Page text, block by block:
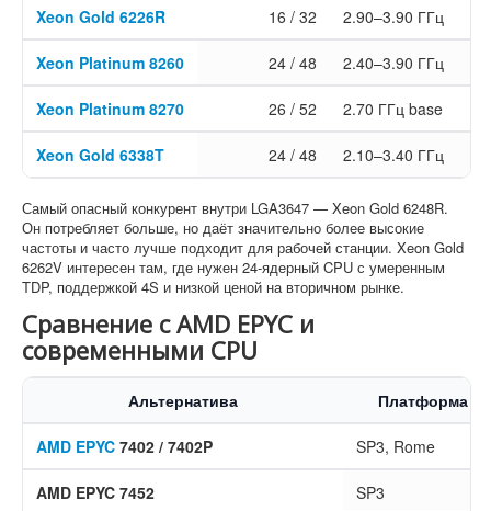
Xeon Gold 6226R 16 / 32 2.90–3.90 ГГц
Xeon Platinum 8260 24 / 48 2.40–3.90 ГГц
Xeon Platinum 8270 26 / 52 2.70 ГГц base
Xeon Gold 6338T 24 / 48 2.10–3.40 ГГц
Самый опасный конкурент внутри LGA3647 — Xeon Gold 6248R.
Он потребляет больше, но даёт значительно более высокие
частоты и часто лучше подходит для рабочей станции. Xeon Gold
6262V интересен там, где нужен 24-ядерный CPU с умеренным
TDP, поддержкой 4S и низкой ценой на вторичном рынке.
Сравнение с AMD EPYC и
современными CPU
Альтернатива Платформа
AMD EPYC 7402 / 7402P SP3, Rome
AMD EPYC 7452 SP3